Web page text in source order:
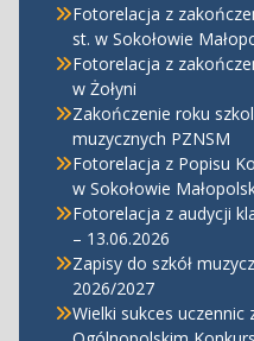
Fotorelacja z
st. w Sokołowie
Fotorelacja z
w Żołyni
Zakończenie roku
muzycznych PZNSM
Fotorelacja z Popisu
w Sokołowie
Fotorelacja z audycji
– 13.06.2026
Zapisy do szkół
2026/2027
Wielki sukces uczennic